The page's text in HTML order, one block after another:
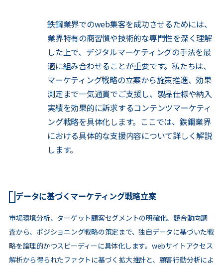
鉄鋼業界でのweb集客を成功させるためには、
業界特有の商習慣や技術的な専門性を深く理解
した上で、デジタルマーケティングの手法を最
適に組み合わせることが重要です。私たちは、
マーケティング戦略の立案から施策推進、効果
測定まで一気通貫でご支援し、製品仕様や納入
実績を効果的に訴求するコンテンツマーケティ
ング戦略を具体化します。ここでは、鉄鋼業界
における具体的な支援内容について詳しく解説
します。
データに基づくマーケティング戦略立案
市場環境分析、ターゲット顧客セグメントの明確化、競合動向調
査から、ポジショニング戦略の策定まで、独自データに基づいた戦
略を論理的かつスピーディーに具体化します。webサイトアクセス
解析から得られたファクトに基づく拡大推計と、顧客行動分析によ